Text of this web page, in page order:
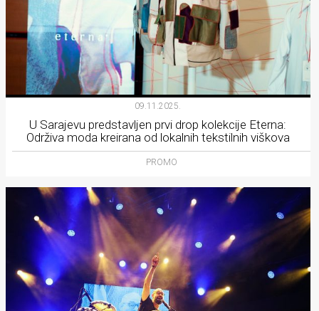
09.11.2025.
U Sarajevu predstavljen prvi drop kolekcije Eterna:
Održiva moda kreirana od lokalnih tekstilnih viškova
PROMO